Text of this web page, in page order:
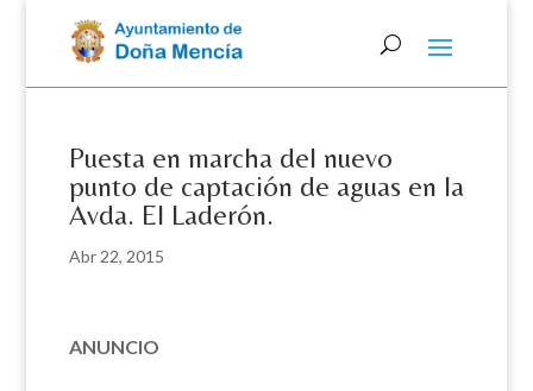
Puesta en marcha del nuevo
punto de captación de aguas en la
Avda. El Laderón.
Abr 22, 2015
ANUNCIO